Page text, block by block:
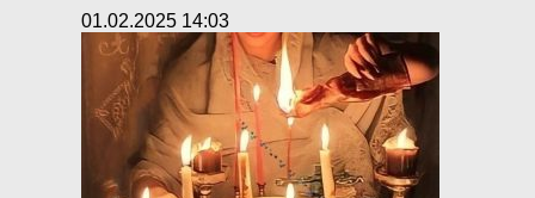
01.02.2025 14:03